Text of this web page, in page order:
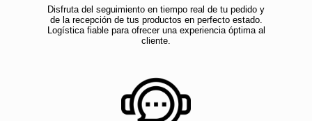
Disfruta del seguimiento en tiempo real de tu pedido y
de la recepción de tus productos en perfecto estado.
Logística fiable para ofrecer una experiencia óptima al
cliente.